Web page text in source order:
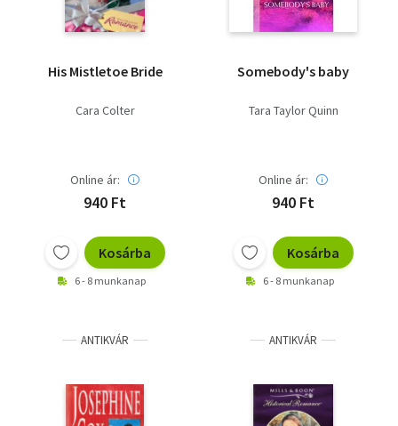
His Mistletoe Bride
Cara Colter
Online ár:
940 Ft
Kosárba
6 - 8 munkanap
Somebody's baby
Tara Taylor Quinn
Online ár:
940 Ft
Kosárba
6 - 8 munkanap
ANTIKVÁR ANTIKVÁR